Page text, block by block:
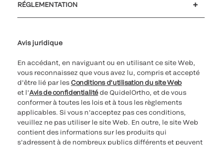
RÉGLEMENTATION
Avis juridique
En accédant, en naviguant ou en utilisant ce site Web,
vous reconnaissez que vous avez lu, compris et accepté
d’être lié par lesConditions d’utilisation du site Web
et l’Avis de confidentialitéde QuidelOrtho, et de vous
conformer à toutes les lois et à tous les règlements
applicables. Si vous n’acceptez pas ces conditions,
veuillez ne pas utiliser le site Web. En outre, le site Web
contient des informations sur les produits qui
s’adressent à de nombreux publics différents et peuvent